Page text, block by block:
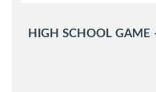
HIGH SCHOOL GAME